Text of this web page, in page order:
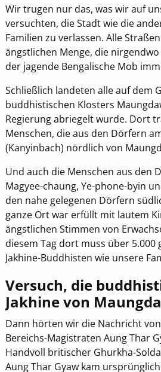
Wir trugen nur das, was wir auf
versuchten, die Stadt wie die
Familien zu verlassen. Alle
ängstlichen Menge, die
der jagende Bengalische Mob
Schließlich landeten alle auf dem
buddhistischen Klosters
Regierung abriegelt wurde. Dort
Menschen, die aus den Dörfern
(Kanyinbach) nördlich von
Und auch die Menschen aus den
Magyee-chaung, Ye-phone-byin
den nahe gelegenen Dörfern
ganze Ort war erfüllt mit lautem
ängstlichen Stimmen von
diesem Tag dort muss über 5.000
Jakhine-Buddhisten wie unsere
Versuch, die
Jakhine von
Dann hörten wir die Nachricht
Bereichs-Magistraten Aung Thar
Handvoll britischer Ghurkha-
Aung Thar Gyaw kam